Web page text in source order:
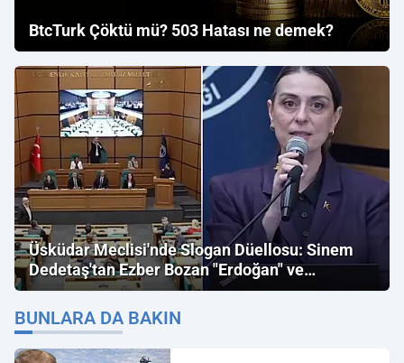
BtcTurk Çöktü mü? 503 Hatası ne demek?
Üsküdar Meclisi'nde Slogan Düellosu: Sinem
Dedetaş'tan Ezber Bozan "Erdoğan" ve
"İmamoğlu" Çıkışı!
BUNLARA DA BAKIN